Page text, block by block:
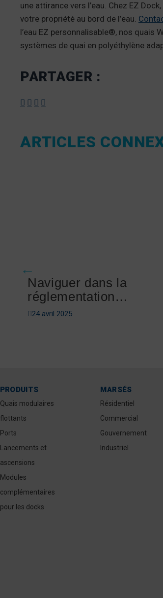
une attirance vers l’eau. Chez EZ
votre propriété au bord de l’eau.
l’eau EZ personnalisable®, nos quais
systèmes de quai en polyéthylène
PARTAGER :
ARTICLES
Naviguer dans la
réglementation
nautique du
24 avril 2025
PRODUITS
Quais modulaires
flottants
Ports
Lancements et
ascensions
Modules
complémentaires
pour les docks
MARSÉS
Résidentiel
Commercial
Gouvernement
Industriel